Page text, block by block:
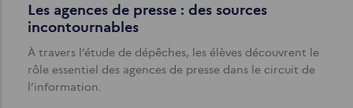
Les agences de presse : des sources
incontournables
À travers l’étude de dépêches, les élèves découvrent le
rôle essentiel des agences de presse dans le circuit de
l’information.